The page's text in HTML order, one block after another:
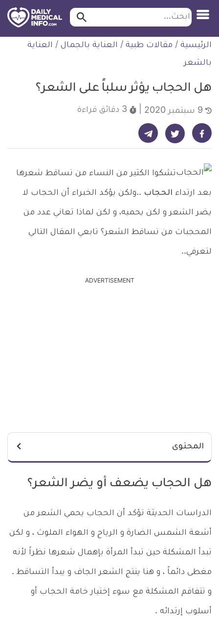
التخطي
للمحتوى
طبية
ابحث ابحث…
الرئيسية / مقالات طبية / العناية بالجمال / العناية
بالشعر
هل الحجاب يؤثر سلباً على الشعر؟
3 دقائق قراءة
شارك على فيسبوك - ديلي ميديكال انفو شارك على تويتر - ديلي ميديكال انفو شارك على تيليجرام - ديلي ميديكال انفو
تشكوا الكثير من النساء من تساقط شعرها
بعد ارتداء الحجاب ..ولكن يؤكد الخبراء أن الحجاب لا
يضر الشعر و لكن يحميه، و لكن لماذا تعاني عدد من
المحجبات من تساقط الشعر؟ تابعي المقال التالي
لتعرفي..
ADVERTISEMENT
المحتوى
هل الحجاب يضعف أو يضر الشعر؟
الدراسات الحديثة تؤكد أن الحجاب يحمي الشعر من
أشعة الشمس الضارة و الرياح و الهواء الملوث ، و لكن
تبدأ المشكلة حين تبدأ المرأة بإهمال شعرها نظراً لأنه
مغطى دائماً ، و هنا ينتج الشعر الجاف و يبدأ التساقط .
و تتفاقم المشكلة مع سوء إختيار خامة الحجاب أو
أسلوب إرتدائه .